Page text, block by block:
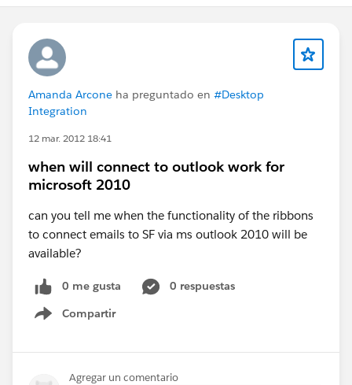
Amanda Arcone ha preguntado en #Desktop
Integration
12 mar. 2012 18:41
when will connect to outlook work for
microsoft 2010
can you tell me when the functionality of the ribbons
to connect emails to SF via ms outlook 2010 will be
available?
0 me gusta
0 respuestas
Compartir
Show menu
Agregar un comentario